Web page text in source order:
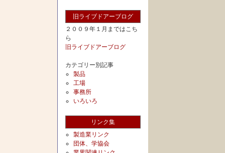
旧ライブドアーブログ
２００９年１月まではこち
ら
旧ライブドアーブログ
カテゴリー別記事
製品
工場
事務所
いろいろ
リンク集
製造業リンク
団体、学協会